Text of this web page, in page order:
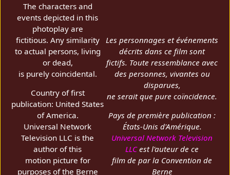
The characters and
events depicted in this
photoplay are
fictitious. Any similarity
to actual persons, living
or dead,
is purely coincidental.
Country of first
publication: United States
of America.
Universal Network
Television LLC is the
author of this
motion picture for
purposes of the Berne
Les personnages et événements
décrits dans ce film sont
fictifs. Toute ressemblance avec
des personnes, vivantes ou
disparues,
ne serait que pure coïncidence.
Pays de première publication :
États-Unis d'Amérique.
Universal Network Television
LLCest l'auteur de ce
film de par la Convention de
Berne